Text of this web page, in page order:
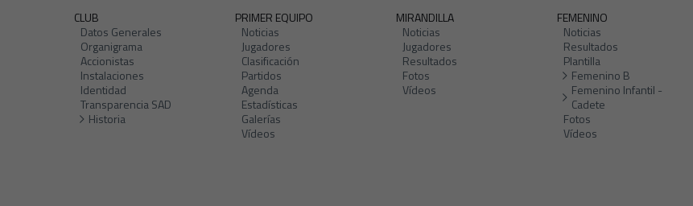
CLUB
Datos Generales
Organigrama
Accionistas
Instalaciones
Identidad
Transparencia SAD
Historia
PRIMER EQUIPO
Noticias
Jugadores
Clasificación
Partidos
Agenda
Estadísticas
Galerías
Vídeos
MIRANDILLA
Noticias
Jugadores
Resultados
Fotos
Vídeos
FEMENINO
Noticias
Resultados
Plantilla
Femenino B
Femenino Infantil -
Cadete
Fotos
Vídeos